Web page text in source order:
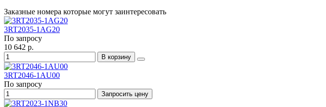
Заказные номера которые могут заинтересовать
3RT2035-1AG20
По запросу
10 642 р.
В корзину
3RT2046-1AU00
По запросу
Запросить цену